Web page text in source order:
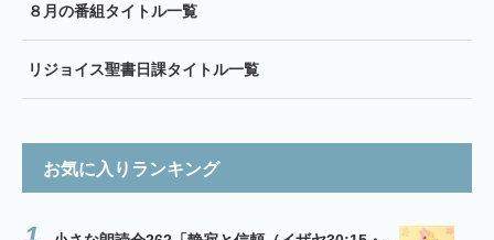
８月の番組タイトル一覧
リジョイス聖書日課タイトル一覧
お気に入りランキング